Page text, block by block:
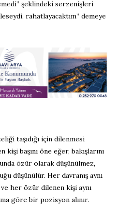
şeklindeki serzenişleri
rahatlayacaktım” demeye
taşıdığı için dilenmesi
başını öne eğer, bakışlarını
özür olarak düşünülmez,
düşünülür. Her davranış aynı
her özür dilenen kişi aynı
göre bir pozisyon alınır.